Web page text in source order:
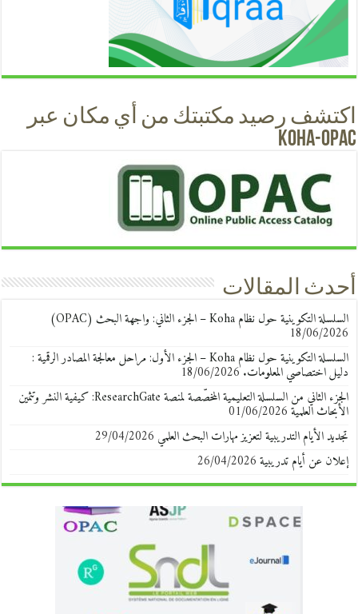
اكتشف رصيد مكتبتك من أي مكان عبر
KOHA-OPAC
أحدث المقالات
السلسلة التكوينية حول نظام Koha – الجزء الثاني: واجهة البحث (OPAC)
18/06/2026
السلسلة التكوينية حول نظام Koha – الجزء الأول: مراحل معالجة المصادر الرقمية :
دليل اختصاصي المعلومات. 18/06/2026
الجزء الثاني من السلسلة التعليمية المخصّصة لمنصة ResearchGate: كيفية النشر وتثمين
الأبحاث العلمية01/06/2026
تجديد الأيام التدريبية لتعزيز مهارات البحث العلمي 29/04/2026
إعلان عن أيام تدريبية26/04/2026